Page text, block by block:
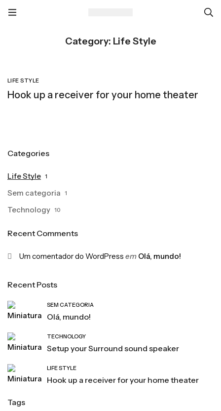
Category: Life Style
LIFE STYLE
Hook up a receiver for your home theater
Categories
Life Style 1
Sem categoria 1
Technology 10
Recent Comments
Um comentador do WordPress em Olá, mundo!
Recent Posts
SEM CATEGORIA
Olá, mundo!
TECHNOLOGY
Setup your Surround sound speaker
LIFE STYLE
Hook up a receiver for your home theater
Tags